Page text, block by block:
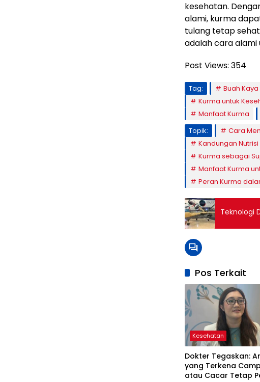
kesehatan.
alami, kurma
tulang tetap
adalah cara alami
Post Views: 354
Tag: Buah
Kurma untuk
Manfaat Kurma
Topik:
Cara
Kandungan
Kurma sebagai
Manfaat Kurma
Peran Kurma
Teknologi
Pos Terkait
Kesehatan
Dokter Tegaskan:
yang Terkena
atau Cacar Tetap